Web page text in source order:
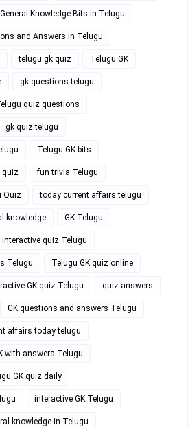
General Knowledge Bits in Telugu
and Answers in Telugu
telugu gk quiz Telugu GK
gk questions telugu
quiz questions
gk quiz telugu
Telugu GK bits
quiz fun trivia Telugu
Quiz today current affairs telugu
knowledge GK Telugu
interactive quiz Telugu
Telugu Telugu GK quiz online
GK quiz Telugu quiz answers
GK questions and answers Telugu
affairs today telugu
with answers Telugu
GK quiz daily
interactive GK Telugu
knowledge in Telugu